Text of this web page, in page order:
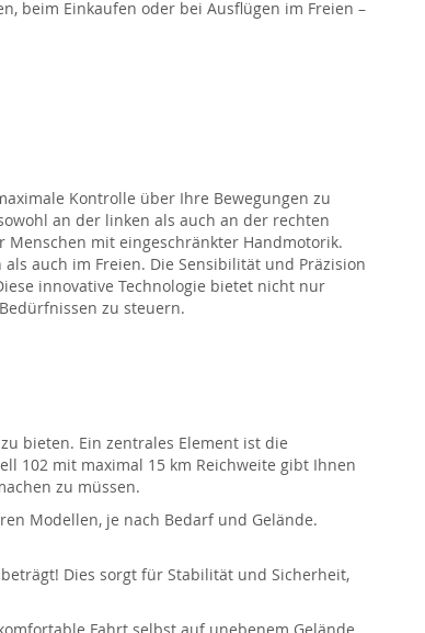
beim Einkaufen oder bei Ausflügen im Freien –
Kontrolle über Ihre Bewegungen zu
an der linken als auch an der rechten
mit eingeschränkter Handmotorik.
auch im Freien. Die Sensibilität und Präzision
innovative Technologie bietet nicht nur
zu steuern.
bieten. Ein zentrales Element ist die
102 mit maximal 15 km Reichweite gibt Ihnen
zu müssen.
Modellen, je nach Bedarf und Gelände.
beträgt! Dies sorgt für Stabilität und Sicherheit,